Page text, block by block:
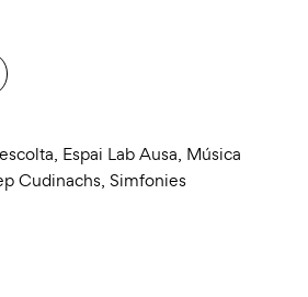
, Espai Lab Ausa, Música
Cudinachs, Simfonies